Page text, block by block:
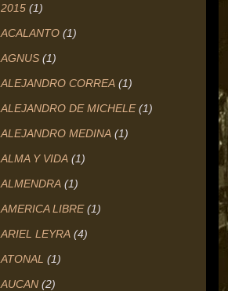
2015 (1)
ACALANTO (1)
AGNUS (1)
ALEJANDRO CORREA (1)
ALEJANDRO DE MICHELE (1)
ALEJANDRO MEDINA (1)
ALMA Y VIDA (1)
ALMENDRA (1)
AMERICA LIBRE (1)
ARIEL LEYRA (4)
ATONAL (1)
AUCAN (2)